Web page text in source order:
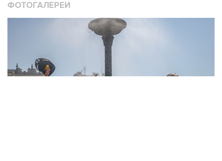
ФОТОГАЛЕРЕИ